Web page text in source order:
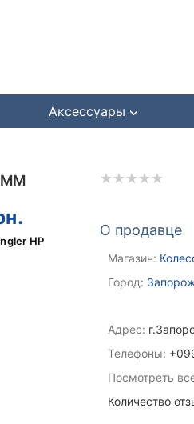
Аксессуары
HP
О продавце
Магазин:
Город:
Адрес:
Телефоны:
Посмотреть
Количество